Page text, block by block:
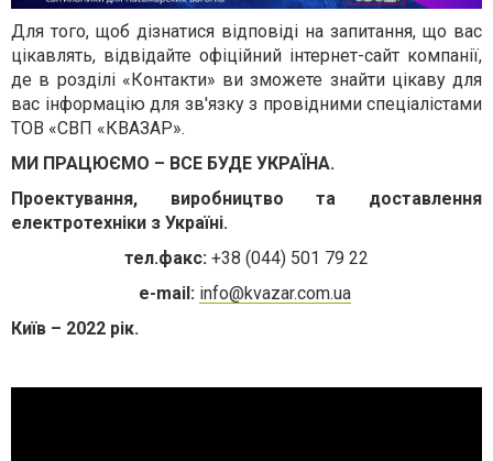
Для того, щоб дізнатися відповіді на запитання, що вас
цікавлять, відвідайте офіційний інтернет-сайт компанії,
де в розділі «Контакти» ви зможете знайти цікаву для
вас інформацію для зв'язку з провідними спеціалістами
ТОВ «СВП «КВАЗАР».
МИ ПРАЦЮЄМО – ВСЕ БУДЕ УКРАЇНА.
Проектування, виробництво та доставлення
електротехніки з Україні.
тел.факс: +38 (044) 501 79 22
e-mail: info@kvazar.com.ua
Київ – 2022 рік.